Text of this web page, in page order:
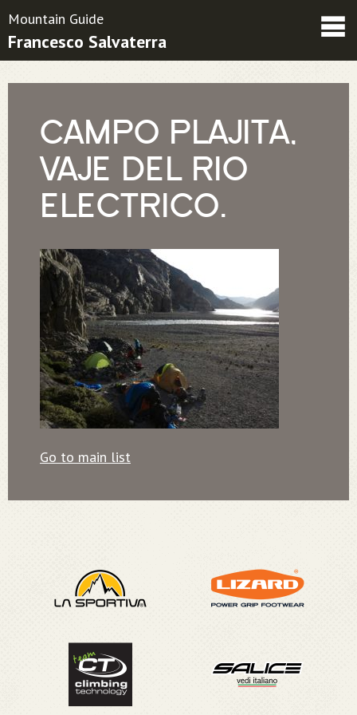
Friends
Mountain Guide
Francesco Salvaterra
CAMPO PLAJITA,
VAJE DEL RIO
ELECTRICO.
Go to main list